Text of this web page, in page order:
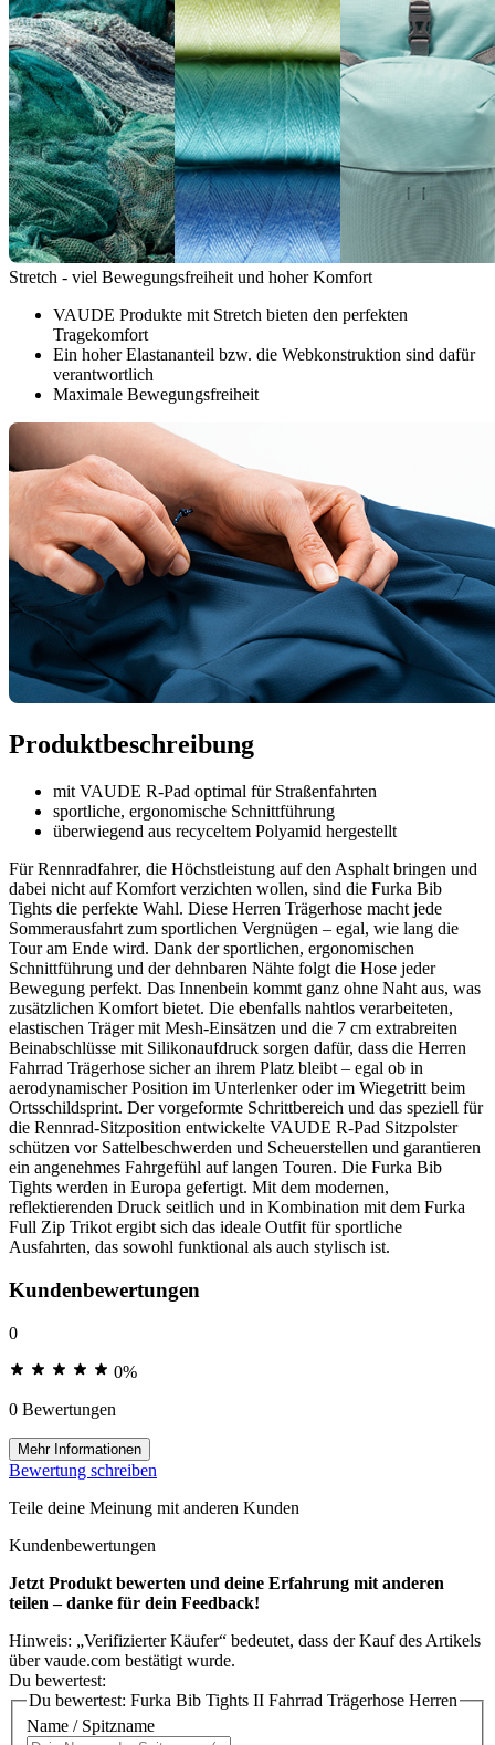
Stretch - viel Bewegungsfreiheit und hoher Komfort
VAUDE Produkte mit Stretch bieten den perfekten
Tragekomfort
Ein hoher Elastananteil bzw. die Webkonstruktion sind dafür
verantwortlich
Maximale Bewegungsfreiheit
Produktbeschreibung
mit VAUDE R-Pad optimal für Straßenfahrten
sportliche, ergonomische Schnittführung
überwiegend aus recyceltem Polyamid hergestellt
Für Rennradfahrer, die Höchstleistung auf den Asphalt bringen und
dabei nicht auf Komfort verzichten wollen, sind die Furka Bib
Tights die perfekte Wahl. Diese Herren Trägerhose macht jede
Sommerausfahrt zum sportlichen Vergnügen – egal, wie lang die
Tour am Ende wird. Dank der sportlichen, ergonomischen
Schnittführung und der dehnbaren Nähte folgt die Hose jeder
Bewegung perfekt. Das Innenbein kommt ganz ohne Naht aus, was
zusätzlichen Komfort bietet. Die ebenfalls nahtlos verarbeiteten,
elastischen Träger mit Mesh-Einsätzen und die 7 cm extrabreiten
Beinabschlüsse mit Silikonaufdruck sorgen dafür, dass die Herren
Fahrrad Trägerhose sicher an ihrem Platz bleibt – egal ob in
aerodynamischer Position im Unterlenker oder im Wiegetritt beim
Ortsschildsprint. Der vorgeformte Schrittbereich und das speziell für
die Rennrad-Sitzposition entwickelte VAUDE R-Pad Sitzpolster
schützen vor Sattelbeschwerden und Scheuerstellen und garantieren
ein angenehmes Fahrgefühl auf langen Touren. Die Furka Bib
Tights werden in Europa gefertigt. Mit dem modernen,
reflektierenden Druck seitlich und in Kombination mit dem Furka
Full Zip Trikot ergibt sich das ideale Outfit für sportliche
Ausfahrten, das sowohl funktional als auch stylisch ist.
Kundenbewertungen
0
0%
0 Bewertungen
Mehr Informationen
Bewertung schreiben
Teile deine Meinung mit anderen Kunden
Kundenbewertungen
Jetzt Produkt bewerten und deine Erfahrung mit anderen
teilen – danke für dein Feedback!
Hinweis: „Verifizierter Käufer“ bedeutet, dass der Kauf des Artikels
über vaude.com bestätigt wurde.
Du bewertest:
Du bewertest: Furka Bib Tights II Fahrrad Trägerhose Herren
Name / Spitzname